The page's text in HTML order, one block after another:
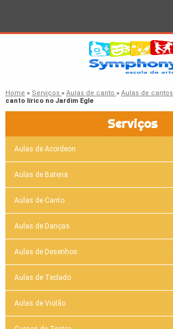
Home » Serviços » Aulas de canto » Aulas de cantos
canto lírico no Jardim Egle
Serviços
Aulas de Acordeon
Aulas de Bateria
Aulas de Canto
Aulas de Danças
Aulas de Desenhos
Aulas de Teclado
Aulas de Violão